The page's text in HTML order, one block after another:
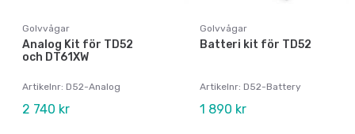
Golvvågar
Analog Kit för TD52
och DT61XW
Artikelnr: D52-Analog
2 740 kr
Golvvågar
Batteri kit för TD52
Artikelnr: D52-Battery
1 890 kr